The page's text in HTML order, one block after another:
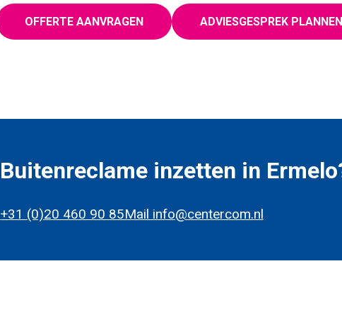
OFFERTE AANVRAGEN ADVIESGESPREK PLANNEN
Buitenreclame inzetten in
+31 (0)20 460 90 85Mail info@centercom.nl